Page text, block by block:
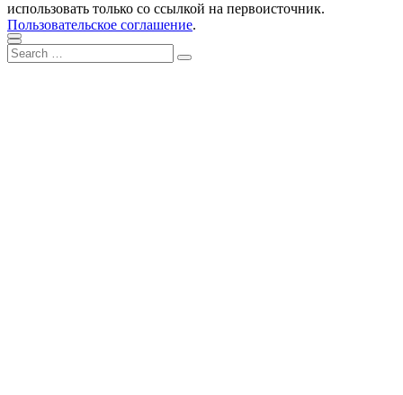
использовать только со ссылкой на первоисточник.
Пользовательское соглашение.
Scroll
to
Close
Search
for:
Search